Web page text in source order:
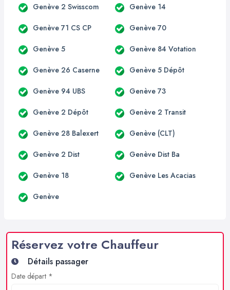
Genève 2 Swisscom Genève 14
Genève 71 CS CP Genève 70
Genève 5 Genève 84 Votation
Genève 26 Caserne Genève 5 Dépôt
Genève 94 UBS Genève 73
Genève 2 Dépôt Genève 2 Transit
Genève 28 Balexert Genève (CLT)
Genève 2 Dist Genève Dist Ba
Genève 18 Genève Les Acacias
Genève
Réservez votre Chauffeur
Détails passager
Date départ *